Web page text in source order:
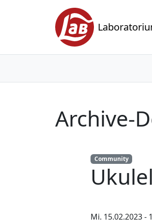
Archive-
Community
Mi. 15.02.2023 -